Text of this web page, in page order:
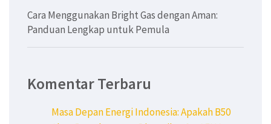
Cara Menggunakan Bright Gas dengan Aman:
Panduan Lengkap untuk Pemula
Komentar Terbaru
Masa Depan Energi Indonesia: Apakah B50